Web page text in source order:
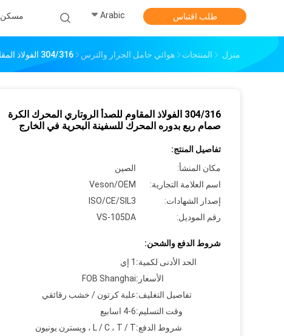
مسكن Arabic طلب اقتباس
منزل المنتجات هوائي حامل الجرار والترس 304/316 الفولاذ المقاوم للصدأ الروتاري المحرك الكرة صمام ربع بدوره المحرك للسفينة البحرية في الخارج
304/316 الفولاذ المقاوم للصدأ الروتاري المحرك الكرة
صمام ربع بدوره المحرك للسفينة البحرية في الخارج
تفاصيل المنتج:
مكان المنشأ:
الصين
اسم العلامة التجارية:
Veson/OEM
إصدار الشهادات:
ISO/CE/SIL3
رقم الموديل:
VS-105DA
شروط الدفع والشحن:
الحد الأدنى لكمية: 1 إي
الأسعار:FOB Shanghai
تفاصيل التغليف:علبة كرتون / خشب رقائقي
وقت التسليم:4-6 اسابيع
شروط الدفع:L / C ، T / T ، ويسترن يونيون